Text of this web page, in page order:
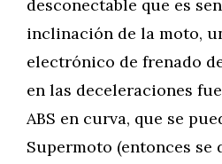
desconectable que es
inclinación de la moto,
electrónico de frenado
en las deceleraciones
ABS en curva, que se
Supermoto (entonces se